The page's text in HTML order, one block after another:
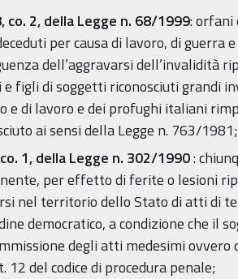
co. 2, della Legge n. 68/1999: orfani
per causa di lavoro, di guerra
dell’aggravarsi dell’invalidità
e figli di soggetti riconosciuti grandi
e di lavoro e dei profughi italiani
ai sensi della Legge n. 763/1981;
1, della Legge n. 302/1990:
per effetto di ferite o lesioni
nel territorio dello Stato di atti di
democratico, a condizione che il
degli atti medesimi ovvero
12 del codice di procedura penale;